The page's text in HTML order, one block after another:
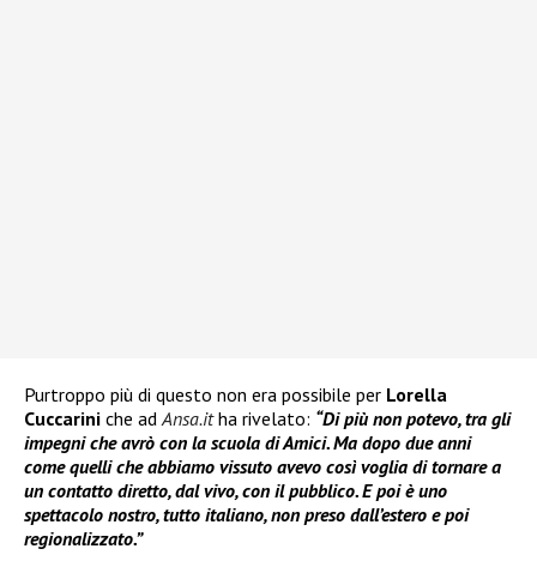
Purtroppo più di questo non era possibile per Lorella
Cuccarini che adAnsa.itha rivelato: “Di più non potevo, tra gli
impegni che avrò con la scuola di Amici. Ma dopo due anni
come quelli che abbiamo vissuto avevo così voglia di tornare a
un contatto diretto, dal vivo, con il pubblico. E poi è uno
spettacolo nostro, tutto italiano, non preso dall’estero e poi
regionalizzato.”